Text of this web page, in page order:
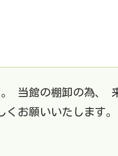
当館の棚卸の為、
お願いいたします。